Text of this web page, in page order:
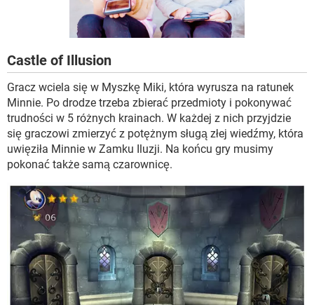
Castle of Illusion
Gracz wciela się w Myszkę Miki, która wyrusza na ratunek
Minnie. Po drodze trzeba zbierać przedmioty i pokonywać
trudności w 5 różnych krainach. W każdej z nich przyjdzie
się graczowi zmierzyć z potężnym sługą złej wiedźmy, która
uwięziła Minnie w Zamku Iluzji. Na końcu gry musimy
pokonać także samą czarownicę.